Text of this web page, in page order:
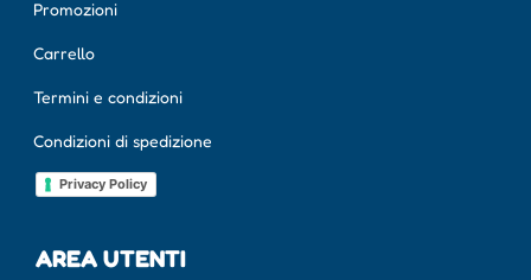
Promozioni
Carrello
Termini e condizioni
Condizioni di spedizione
Privacy Policy
AREA UTENTI